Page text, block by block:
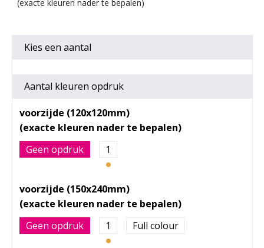
Kies een aantal
Aantal kleuren opdruk
voorzijde (120x120mm)
Geen opdruk 1
voorzijde (150x240mm)
Geen opdruk 1 Full colour